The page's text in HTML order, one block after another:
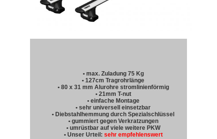
• max. Zuladung 75 Kg
• 127cm Tragrohrlänge
• 80 x 31 mm Alurohre stromlinienförmig
• 21mm T-nut
• einfache Montage
• sehr universell einsetzbar
• Diebstahlhemmung durch Spezialschlüssel
• gummiert gegen Verkratzungen
• umrüstbar auf viele weitere PKW
• Unser Urteil: sehr empfehlenswert